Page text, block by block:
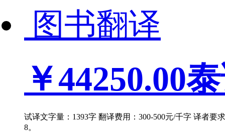
图书翻译
￥44250.00
试译文字量：1393字 翻译费用：300-500元/千字 译者要
8。